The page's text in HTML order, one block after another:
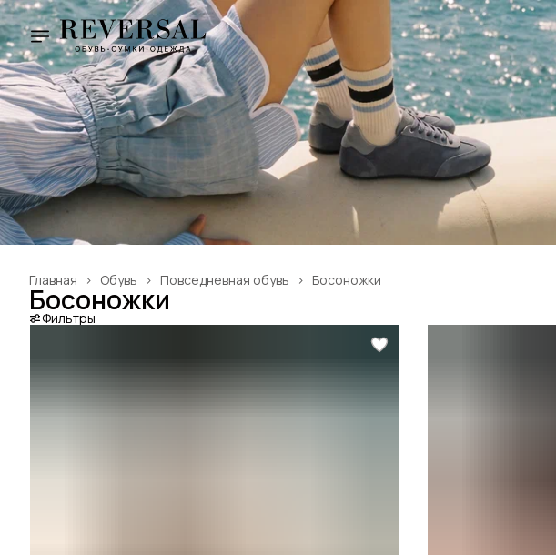
Босоножки
Повседневная обувь ›
Обувь ›
Главная ›
Босоножки
Фильтры